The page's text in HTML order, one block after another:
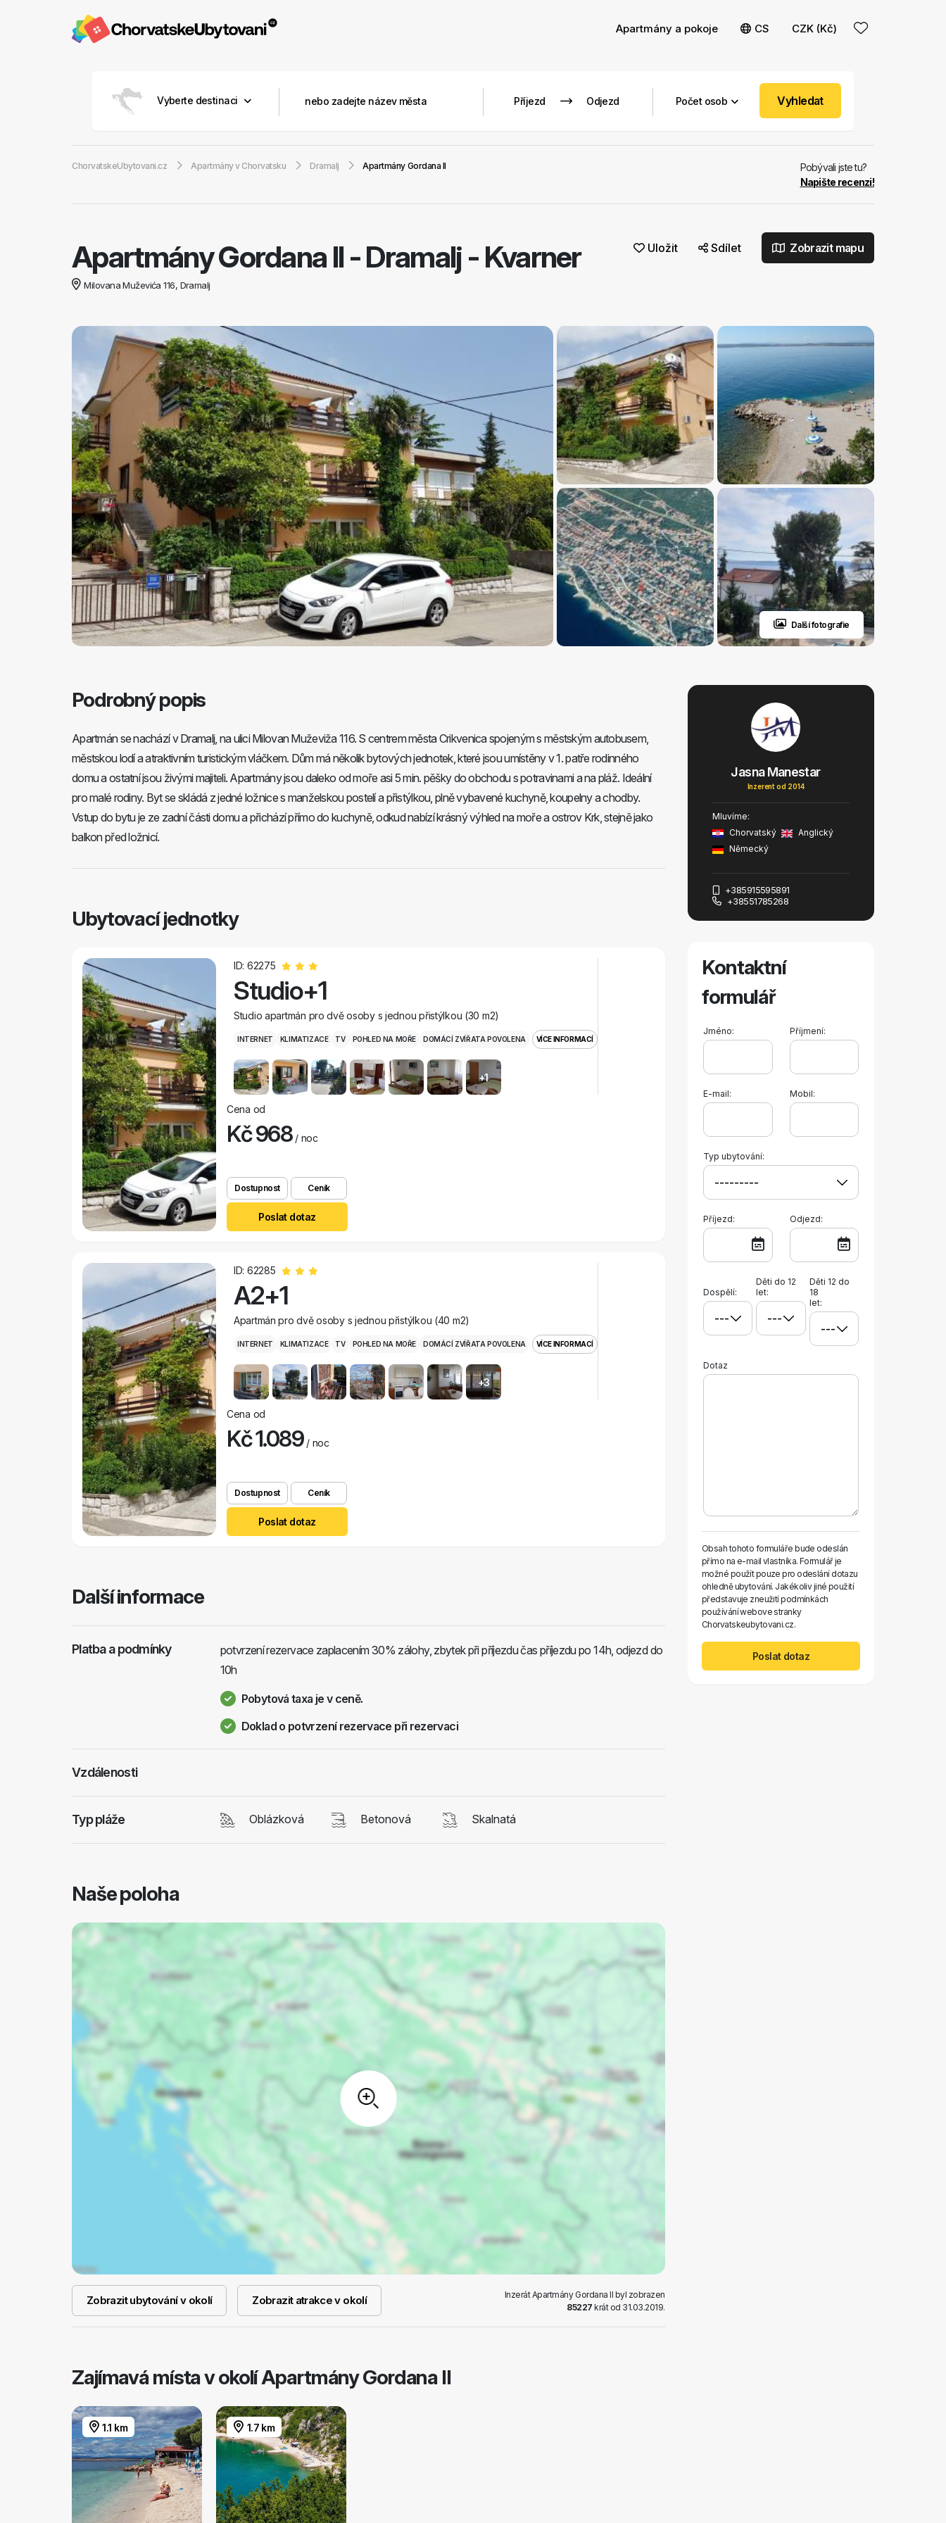
Apartmány a pokoje CS CZK (Kč)
Vyberte destinaci Počet osob Vyhledat
ChorvatskeUbytovani.cz Apartmány v Chorvatsku Dramalj Apartmány Gordana II
Pobývali jste tu?
Napište recenzi!
Apartmány Gordana II-Dramalj - Kvarner
Milovana Muževića 116, Dramalj
Uložit Sdílet Zobrazit mapu
Další fotografie
Podrobný popis
Apartmán se nachází v Dramalj, na ulici Milovan Muževiža 116. S centrem města Crikvenica spojeným s městským autobusem,
městskou lodí a atraktivním turistickým vláčkem. Dům má několik bytových jednotek, které jsou umístěny v 1. patře rodinného
domu a ostatní jsou živými majiteli. Apartmány jsou daleko od moře asi 5 min. pěšky do obchodu s potravinami a na pláž. Ideální
pro malé rodiny. Byt se skládá z jedné ložnice s manželskou postelí a přistýlkou, plně vybavené kuchyně, koupelny a chodby.
Vstup do bytu je ze zadní části domu a přichází přímo do kuchyně, odkud nabízí krásný výhled na moře a ostrov Krk, stejně jako
balkon před ložnicí.
Ubytovací jednotky
ID: 62275
Studio+1
Studio apartmán pro dvě osoby s jednou přistýlkou (30 m2)
INTERNET KLIMATIZACE TV POHLED NA MOŘE DOMÁCÍ ZVÍŘATA POVOLENA VÍCE INFORMACÍ
+1
Cena od
Kč 968/ noc
Dostupnost Ceník
Poslat dotaz
ID: 62285
A2+1
Apartmán pro dvě osoby s jednou přistýlkou (40 m2)
INTERNET KLIMATIZACE TV POHLED NA MOŘE DOMÁCÍ ZVÍŘATA POVOLENA VÍCE INFORMACÍ
+3
Cena od
Kč 1.089/ noc
Dostupnost Ceník
Poslat dotaz
Další informace
Platba a podmínky
potvrzení rezervace zaplacením 30% zálohy, zbytek při příjezdu čas příjezdu po 14h, odjezd do
10h
Pobytová taxa je v ceně.
Doklad o potvrzení rezervace při rezervaci
Vzdálenosti
Typ pláže Oblázková Betonová Skalnatá
Naše poloha
Zobrazit ubytování v okolí Zobrazit atrakce v okolí
Inzerát Apartmány Gordana II byl zobrazen
85227 krát od 31.03.2019.
Jasna Manestar
Inzerent od 2014
Mluvíme:
Chorvatský
Anglický
Německý
+385915595891
+38551785268
Kontaktní
formulář
Jméno: Příjmení:
E-mail: Mobil:
Typ ubytování:
Příjezd: Odjezd:
Dospělí:
Děti do 12
let:
Děti 12 do
18
let:
Dotaz
Obsah tohoto formuláře bude odeslán
přímo na e-mail vlastníka. Formulář je
možné použít pouze pro odeslání dotazu
ohledně ubytování. Jakékoliv jiné použití
představuje zneužití podmínkách
používání webove stranky
Chorvatskeubytovani.cz.
Poslat dotaz
Zajímavá místa v okolí Apartmány Gordana II
1.1 km 1.7 km